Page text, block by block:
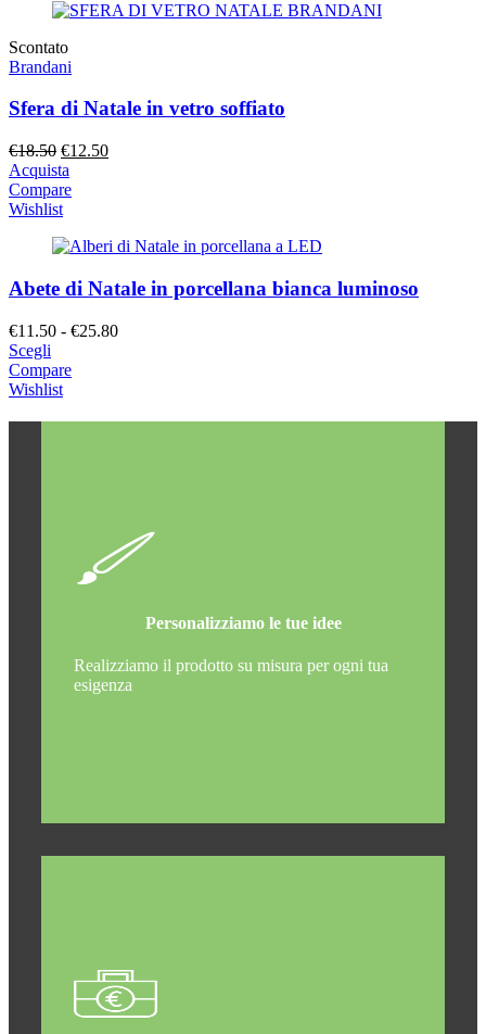
Scontato
Brandani
Sfera di Natale in vetro soffiato
€18.50 Il
prezzo
originale
era:
€12.50Il
Acquista
Compare
Wishlist
Abete di Natale in porcellana bianca luminoso
€11.50 - €25.80Fascia
a
Scegli
Compare
Wishlist
Personalizziamo le tue idee
Realizziamo il prodotto su misura per ogni tua
esigenza